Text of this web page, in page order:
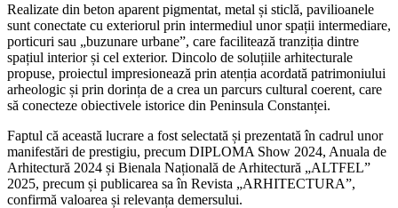
Realizate din beton aparent pigmentat, metal și sticlă, pavilioanele
sunt conectate cu exteriorul prin intermediul unor spații intermediare,
porticuri sau „buzunare urbane”, care facilitează tranziția dintre
spațiul interior și cel exterior. Dincolo de soluțiile arhitecturale
propuse, proiectul impresionează prin atenția acordată patrimoniului
arheologic și prin dorința de a crea un parcurs cultural coerent, care
să conecteze obiectivele istorice din Peninsula Constanței.
Faptul că această lucrare a fost selectată și prezentată în cadrul unor
manifestări de prestigiu, precum DIPLOMA Show 2024, Anuala de
Arhitectură 2024 și Bienala Națională de Arhitectură „ALTFEL”
2025, precum și publicarea sa în Revista „ARHITECTURA”,
confirmă valoarea și relevanța demersului.